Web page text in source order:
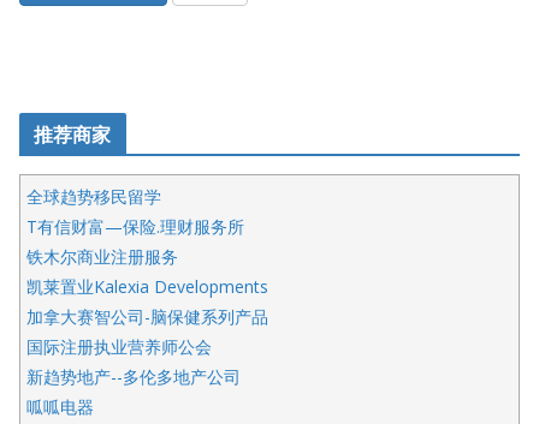
推荐商家
全球趋势移民留学
T有信财富—保险.理财服务所
铁木尔商业注册服务
凯莱置业Kalexia Developments
加拿大赛智公司-脑保健系列产品
国际注册执业营养师公会
新趋势地产--多伦多地产公司
呱呱电器